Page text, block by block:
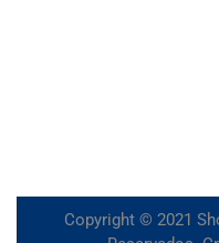
Copyright © 2021